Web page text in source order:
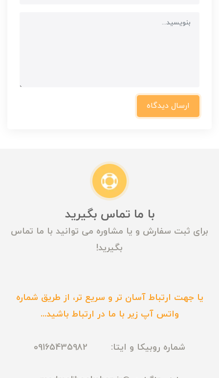
ارسال دیدگاه
با ما تماس بگیرید
برای ثبت سفارش و یا مشاوره می توانید با ما تماس
بگیرید!
یا جهت ارتباط آسان تر و سریع تر، از طریق شماره
واتس آپ زیر با ما در ارتباط باشید...
شماره روبیکا و ایتا: 09165435982